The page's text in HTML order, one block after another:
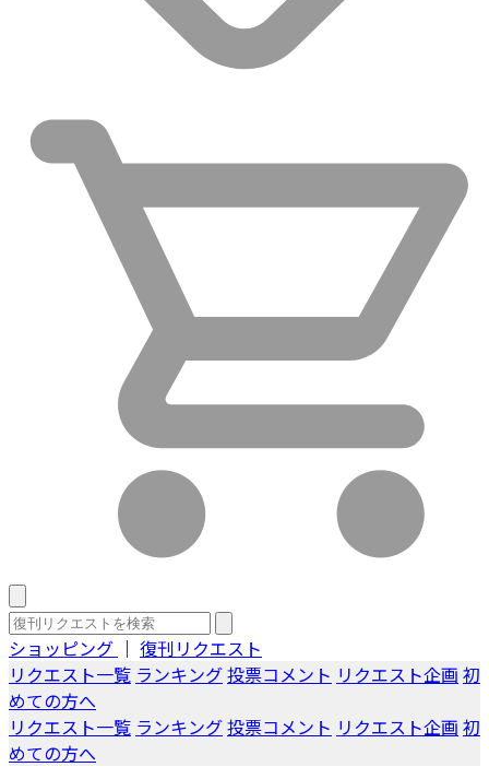
ショッピング ｜ 復刊リクエスト
リクエスト一覧 ランキング投票コメント リクエスト企画 初
めての方へ
リクエスト一覧 ランキング投票コメント リクエスト企画 初
めての方へ